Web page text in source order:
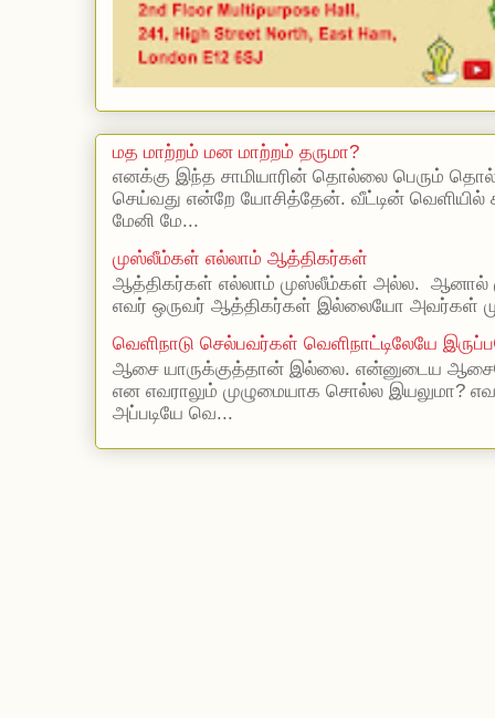
மத மாற்றம் மன மாற்றம் தருமா?
எனக்கு இந்த சாமியாரின் தொல்லை பெரும்
செய்வது என்றே யோசித்தேன். வீட்டின்
மேனி மே...
முஸ்லீம்கள் எல்லாம் ஆத்திகர்கள்
ஆத்திகர்கள் எல்லாம் முஸ்லீம்கள் அல்ல. ஆனால்
எவர் ஒருவர் ஆத்திகர்கள் இல்லையோ அவர்கள்
வெளிநாடு செல்பவர்கள் வெளிநாட்டிலேயே
ஆசை யாருக்குத்தான் இல்லை. என்னுடைய
என எவராலும் முழுமையாக சொல்ல இயலுமா?
அப்படியே வெ...